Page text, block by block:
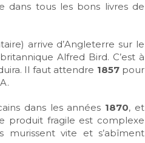
dans tous les bons livres de
arrive d’Angleterre sur le
Alfred Bird. C’est à
Il faut attendre 1857pour
dans les années 1870, et
produit fragile est complexe
murissent vite et s’abîment